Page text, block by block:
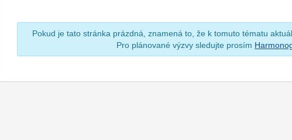
Pokud je tato stránka prázdná, znamená to, že k tomuto tématu
Pro plánované výzvy sledujte prosím